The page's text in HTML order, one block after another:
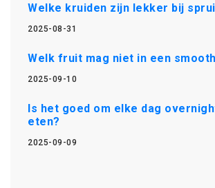
Welke kruiden zijn lekker bij
2025-08-31
Welk fruit mag niet in een
2025-09-10
Is het goed om elke dag
eten?
2025-09-09